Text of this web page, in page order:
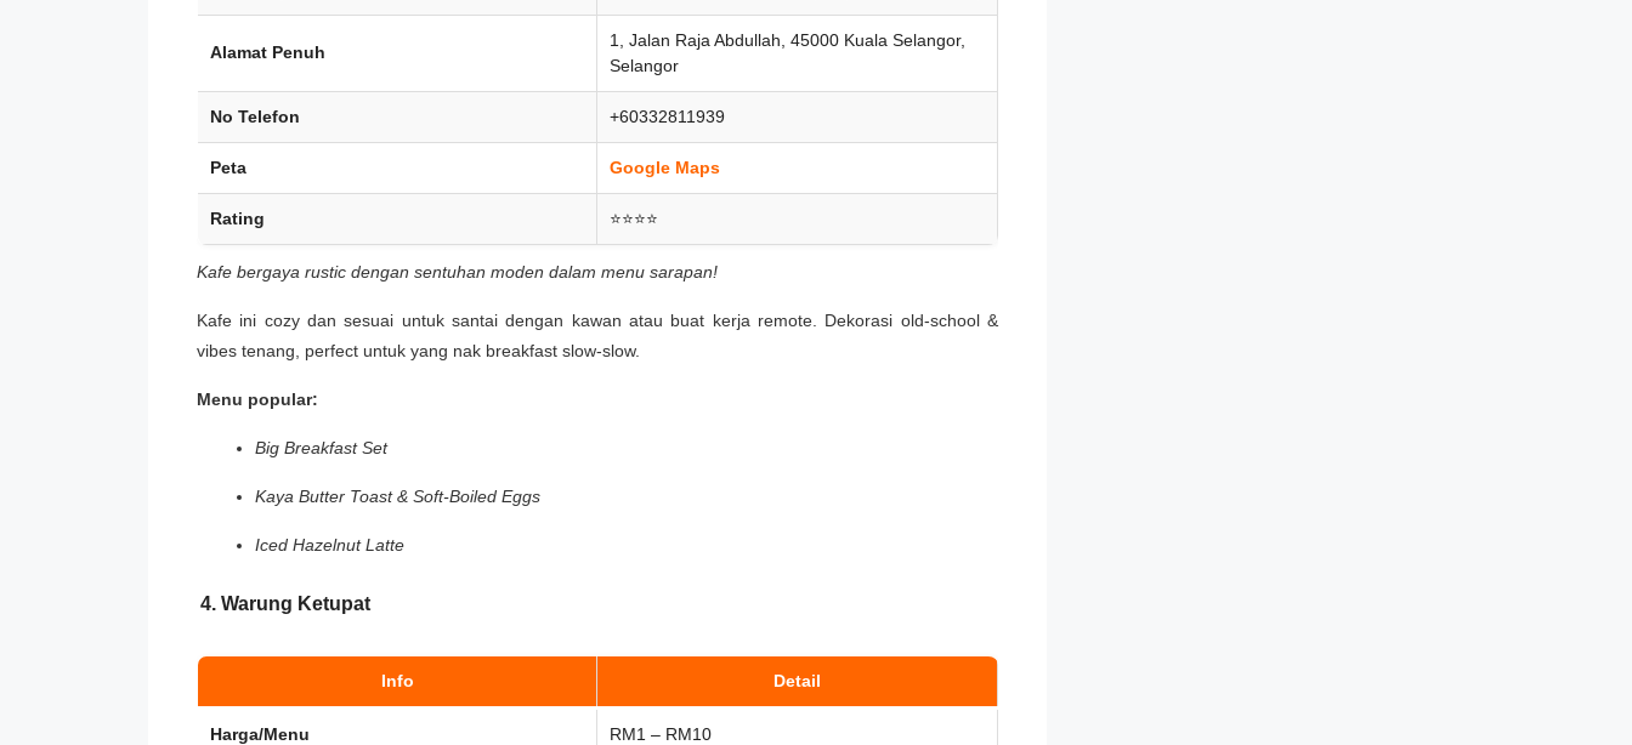
Alamat Penuh
1, Jalan Raja Abdullah, 45000 Kuala Selangor,
Selangor
No Telefon +60332811939
Peta Google Maps
Rating ⭐⭐⭐⭐
Kafe bergaya rustic dengan sentuhan moden dalam menu sarapan!
Kafe ini cozy dan sesuai untuk santai dengan kawan atau buat kerja remote. Dekorasi old-school &
vibes tenang, perfect untuk yang nak breakfast slow-slow.
Menu popular:
Big Breakfast Set
Kaya Butter Toast & Soft-Boiled Eggs
Iced Hazelnut Latte
4. Warung Ketupat
Info Detail
Harga/Menu RM1 – RM10